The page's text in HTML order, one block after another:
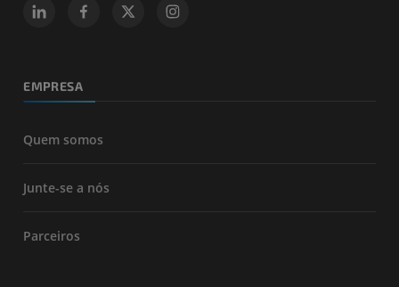
EMPRESA
Quem somos
Junte-se a nós
Parceiros